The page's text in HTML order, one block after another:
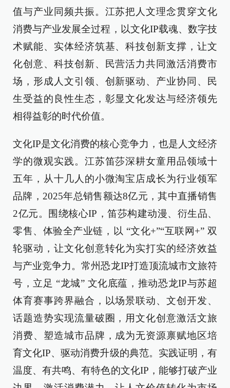
值与产业同频共振。江苏把人文理念贯穿文化
消费与产业发展全过程，以文化IP载魂、数字技
术赋能、实体经济筑基、科技创新支撑，让文
化创意、科技创新、民营活力共同激活消费市
场，形成人文引领、创新驱动、产业协同、民
生受益的良性生态，彰显文化发达与经济领先
相得益彰的时代价值。
文化IP是文化消费的核心竞争力，也是人文经济
学的微观实践。江苏笛莎深耕女童用品领域十
五年，从十几人的小微淘宝店成长为行业领军
品牌，2025年总销售额达8亿元，其中直播销售
2亿元。围绕核心IP，笛莎构建动漫、衍生品、
零售、体验全产业链，以 “文化+”“互联网+” 双
轮驱动，让文化创意转化为实打实的经济效益
与产业竞争力。常州恐龙IP打造顶流城市文旅符
号，立足 “龙城” 文化底蕴，推动恐龙IP与苏超
体育赛事跨界融合，以场景联动、文创开发、
话题造势实现流量破圈，用文化创意激活文旅
消费、塑造城市品牌，成为无资源禀赋地区培
育文化IP、驱动消费升级的典范。实践证明，有
温度、有共鸣、有特色的文化IP，能够打破产业